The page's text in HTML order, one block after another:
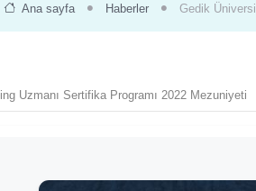
Ana sayfa Haberler Gedik
Uzmanı Sertifika Programı 2022 Mezuniyeti